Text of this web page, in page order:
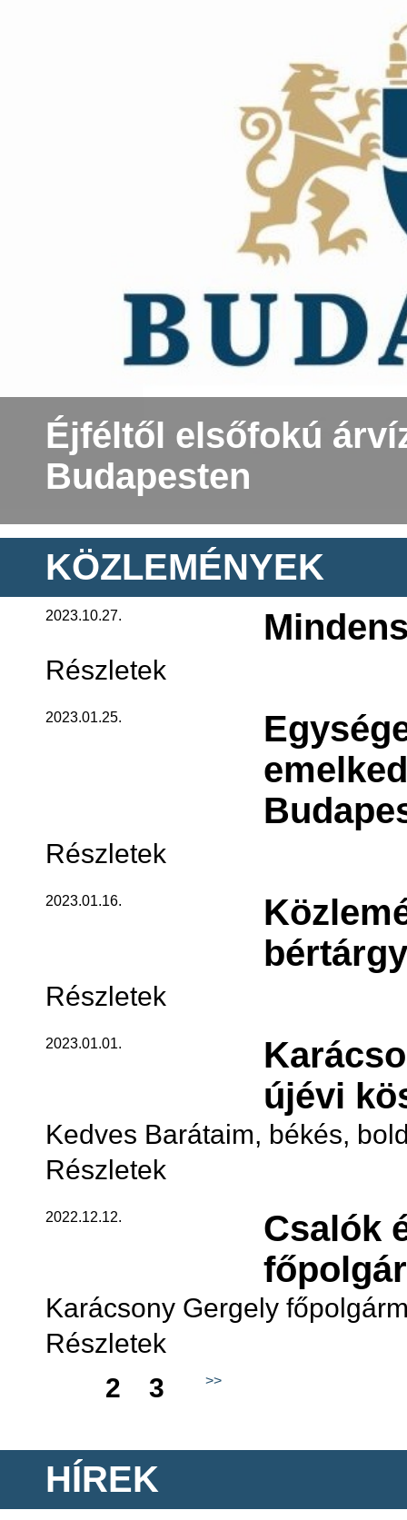
Éjféltől elsőfokú
Budapesten
KÖZLEMÉNYEK
2023.10.27.
Részletek
2023.01.25.
Részletek
2023.01.16.
Részletek
2023.01.01.
újévi
Kedves Barátaim, békés,
Részletek
2022.12.12.
Csalók
Karácsony Gergely
Részletek
2 3 >>
HÍREK